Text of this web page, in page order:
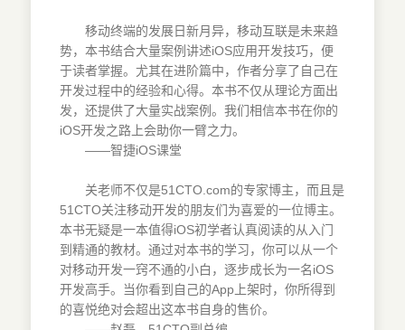
移动终端的发展日新月异，移动互联是未来趋
势，本书结合大量案例讲述iOS应用开发技巧，便
于读者掌握。尤其在进阶篇中，作者分享了自己在
开发过程中的经验和心得。本书不仅从理论方面出
发，还提供了大量实战案例。我们相信本书在你的
iOS开发之路上会助你一臂之力。
——智捷iOS课堂
关老师不仅是51CTO.com的专家博主，而且是
51CTO关注移动开发的朋友们为喜爱的一位博主。
本书无疑是一本值得iOS初学者认真阅读的从入门
到精通的教材。通过对本书的学习，你可以从一个
对移动开发一窍不通的小白，逐步成长为一名iOS
开发高手。当你看到自己的App上架时，你所得到
的喜悦绝对会超出这本书自身的售价。